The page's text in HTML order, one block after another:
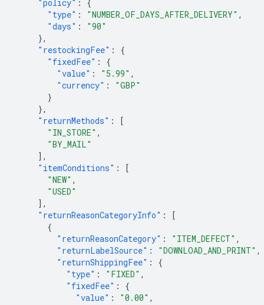
"policy" :
{
"type" : "NUMBER_OF_DAYS_AFTER_DELIVERY" ,
"days" :
"90"
},
"restockingFee" :
{
"fixedFee" :
{
"value" : "5.99" ,
"currency" :
"GBP"
}
},
"returnMethods" :
[
"IN_STORE" ,
"BY_MAIL"
],
"itemConditions" :
[
"NEW" ,
"USED"
],
"returnReasonCategoryInfo" :
[
{
"returnReasonCategory" : "ITEM_DEFECT" ,
"returnLabelSource" : "DOWNLOAD_AND_PRINT" ,
"returnShippingFee" :
{
"type" : "FIXED" ,
"fixedFee" :
{
"value" : "0.00" ,